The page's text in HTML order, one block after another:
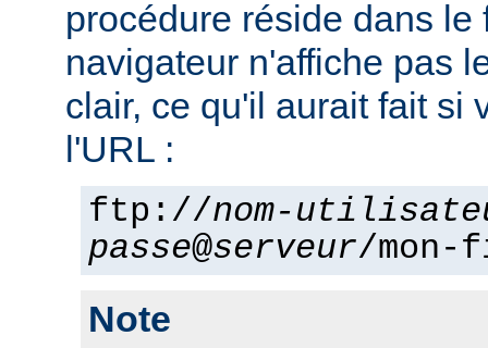
procédure réside dans le
navigateur n'affiche pas
clair, ce qu'il aurait fait si
l'URL :
ftp://nom-
passe@serveur/
Note